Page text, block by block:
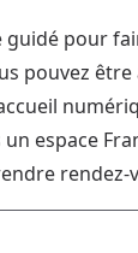
guidé pour
pouvez
espace
rendez-